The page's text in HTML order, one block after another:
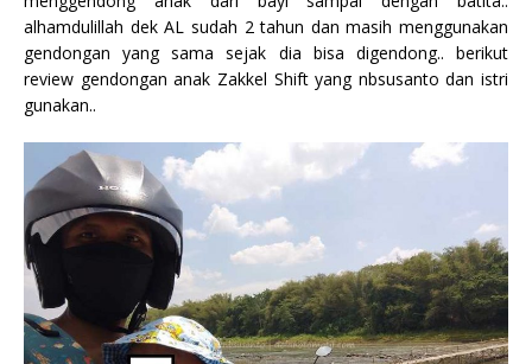
alhamdulillah dek AL sudah 2 tahun dan masih menggunakan
gendongan yang sama sejak dia bisa digendong.. berikut
review gendongan anak Zakkel Shift yang nbsusanto dan istri
gunakan..